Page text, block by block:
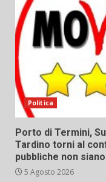
Politica
Porto di Termini,
Tardino torni al
pubbliche non
5 Agosto 2026